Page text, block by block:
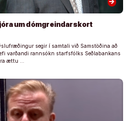
arrow_forward
um dómgreindarskort
segir í samtali við Samstöðina að
varðandi rannsókn starfsfólks Seðlabankans
ættu …